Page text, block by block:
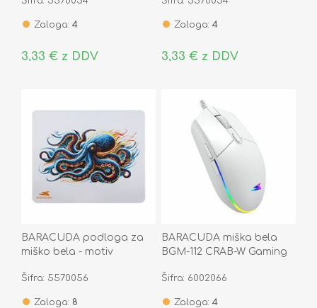
Zaloga: 4
3,33 € z DDV
Zaloga: 4
3,33 € z DDV
BARACUDA podloga za
miško bela - motiv
OCTOPUS
Šifra: 5570056
Zaloga: 8
BARACUDA miška bela
BGM-112 CRAB-W Gaming
Šifra: 6002066
Zaloga: 4